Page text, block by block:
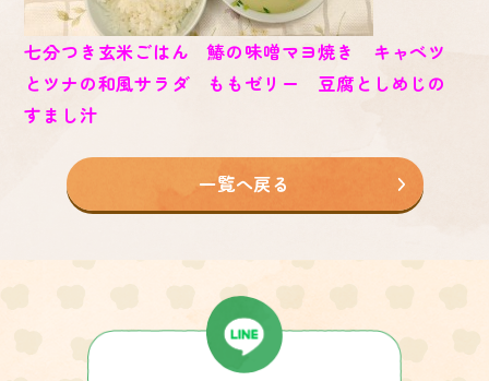
七分つき玄米ごはん 鰆の味噌マヨ焼き キャベツ
とツナの和風サラダ ももゼリー 豆腐としめじの
すまし汁
一覧へ戻る